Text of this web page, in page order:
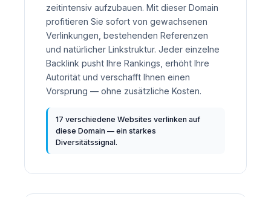
zeitintensiv aufzubauen. Mit dieser Domain
profitieren Sie sofort von gewachsenen
Verlinkungen, bestehenden Referenzen
und natürlicher Linkstruktur. Jeder einzelne
Backlink pusht Ihre Rankings, erhöht Ihre
Autorität und verschafft Ihnen einen
Vorsprung — ohne zusätzliche Kosten.
17 verschiedene Websites verlinken auf
diese Domain — ein starkes
Diversitätssignal.